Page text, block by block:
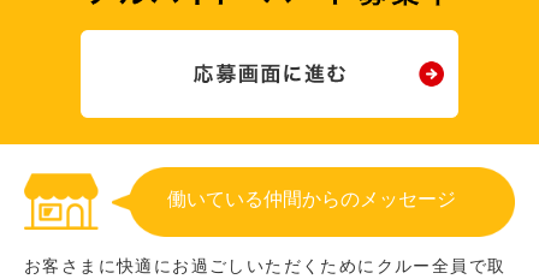
働いている仲間からのメッセージ
お客さまに快適にお過ごしいただくためにクルー全員で取